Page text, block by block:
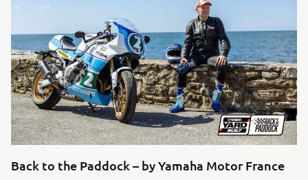
Back to the Paddock – by Yamaha Motor France